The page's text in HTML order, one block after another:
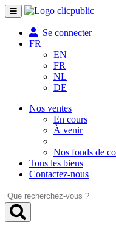
Toggle
navigation
Se connecter
FR
EN
FR
NL
DE
Nos ventes
En cours
À venir
Nos fonds de
Tous les biens
Contactez-nous
Que
recherchez-
vous